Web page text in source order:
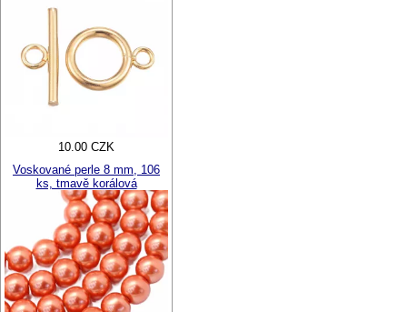
10.00 CZK
Voskované perle 8 mm, 106
ks, tmavě korálová